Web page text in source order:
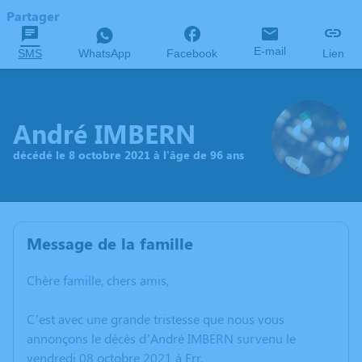
Partager
SMS WhatsApp Facebook E-mail Lien
André IMBERN
décédé le 8 octobre 2021 à l'âge de 96 ans
Message de la famille
Chère famille, chers amis,
C’est avec une grande tristesse que nous vous
annonçons le décès d’André IMBERN survenu le
vendredi 08 octobre 2021 à Err.